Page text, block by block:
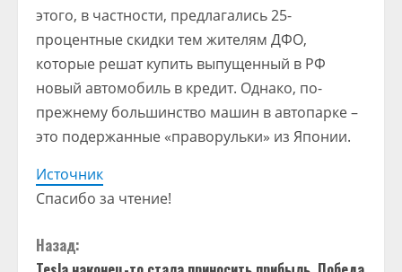
этого, в частности, предлагались 25-
процентные скидки тем жителям ДФО,
которые решат купить выпущенный в РФ
новый автомобиль в кредит. Однако, по-
прежнему большинство машин в автопарке –
это подержанные «праворульки» из Японии.
Источник
Спасибо за чтение!
П
Назад: